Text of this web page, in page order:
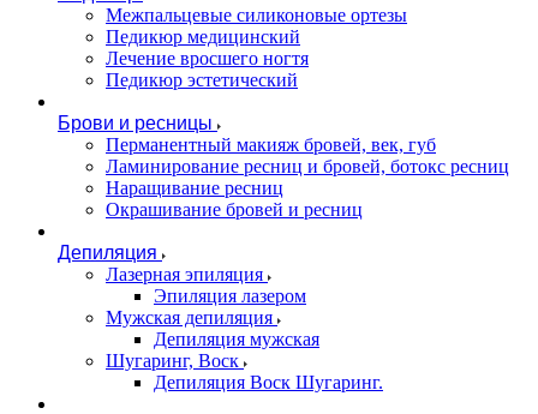
Межпальцевые силиконовые ортезы
Педикюр медицинский
Лечение вросшего ногтя
Педикюр эстетический
Брови и ресницы
Перманентный макияж бровей, век, губ
Ламинирование ресниц и бровей, бoтoкс ресниц
Наращивание ресниц
Окрашивание бровей и ресниц
Депиляция
Лазерная эпиляция
Эпиляция лазером
Мужская депиляция
Депиляция мужская
Шугаринг, Воск
Депиляция Воск Шугаринг.